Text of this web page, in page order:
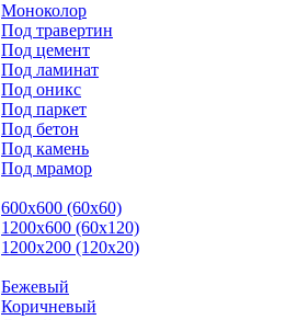
Моноколор
Под травертин
Под цемент
Под ламинат
Под оникс
Под паркет
Под бетон
Под камень
Под мрамор
600х600 (60х60)
1200х600 (60х120)
1200х200 (120x20)
Бежевый
Коричневый